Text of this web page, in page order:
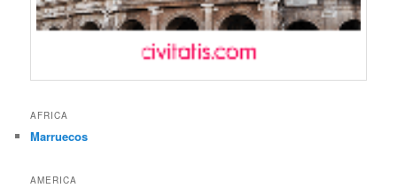
AFRICA
Marruecos
AMERICA